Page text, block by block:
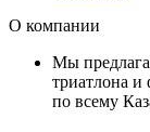
О компании
Мы
триатлона и
по всему